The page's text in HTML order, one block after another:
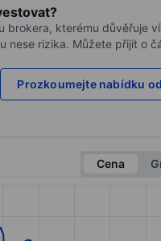
brokera, kterému důvěřuje
nese rizika. Můžete přijít o
Prozkoumejte nabídku
Cena